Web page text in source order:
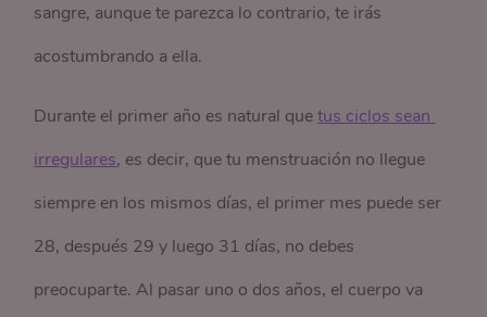
sangre, aunque te parezca lo contrario, te irás
acostumbrando a ella.
Durante el primer año es natural quetus ciclos sean
irregulares, es decir, que tu menstruación no llegue
siempre en los mismos días, el primer mes puede ser
28, después 29 y luego 31 días, no debes
preocuparte. Al pasar uno o dos años, el cuerpo va